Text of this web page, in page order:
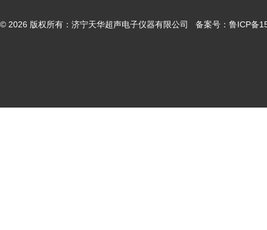
© 2026 版权所有：济宁天华超声电子仪器有限公司 备案号： 鲁ICP备